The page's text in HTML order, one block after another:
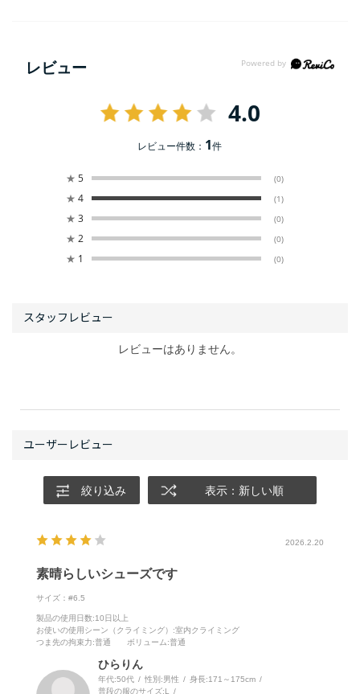
レビュー
4.0
レビュー件数： 1件
★ 5 (0)
★ 4 (1)
★ 3 (0)
★ 2 (0)
★ 1 (0)
絞り込み 表示：新しい順
2026.2.20
素晴らしいシューズです
サイズ：#6.5
製品の使用日数:10日以上
お使いの使用シーン（クライミング） :室内クライミング
つま先の拘束力:普通 ボリューム:普通
ひらりん
年代:50代 性別:男性 身長:171～175cm
普段の服のサイズ:L
レビューはありません。